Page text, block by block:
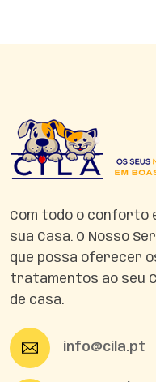
Com todo o conforto
sua Casa. O Nosso
que possa oferecer
tratamentos ao seu
de casa.
info@cila.pt